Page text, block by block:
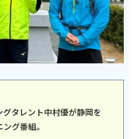
タレント中村優が静岡を
グ番組。